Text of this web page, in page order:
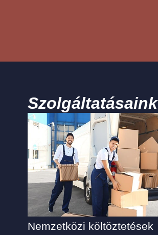
Szolgáltatásaink
Nemzetközi költöztetések